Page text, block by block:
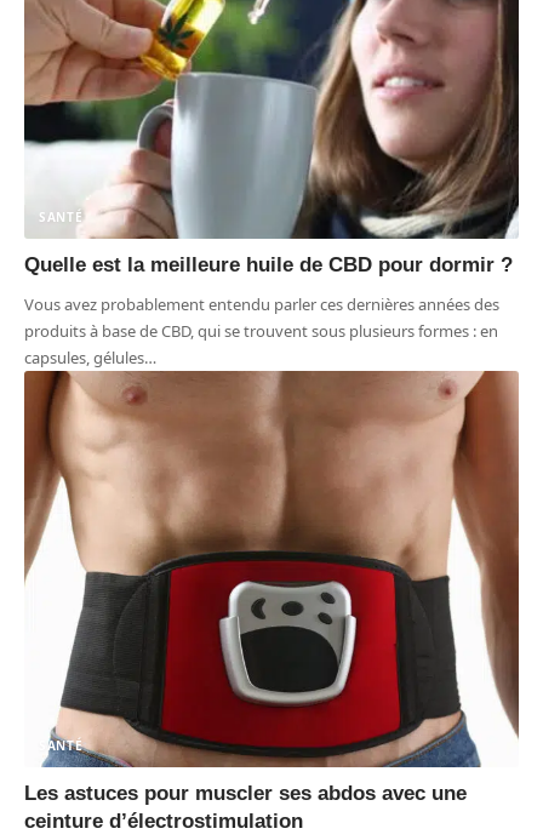
SANTÉ
Quelle est la meilleure huile de CBD pour dormir ?
Vous avez probablement entendu parler ces dernières années des
produits à base de CBD, qui se trouvent sous plusieurs formes : en
capsules, gélules…
SANTÉ
Les astuces pour muscler ses abdos avec une
ceinture d’électrostimulation